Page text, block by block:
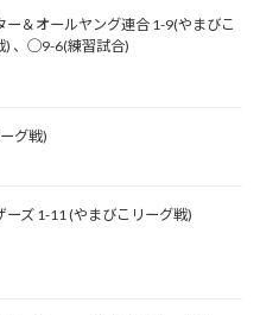
ー＆オールヤング連合 1-9(やまびこ
) 、◯9-6(練習試合)
グ戦)
ーズ 1-11 (やまびこリーグ戦)